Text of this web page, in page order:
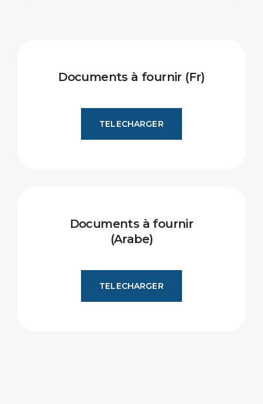
Documents à fournir (Fr)
TELECHARGER
Documents à fournir
(Arabe)
TELECHARGER